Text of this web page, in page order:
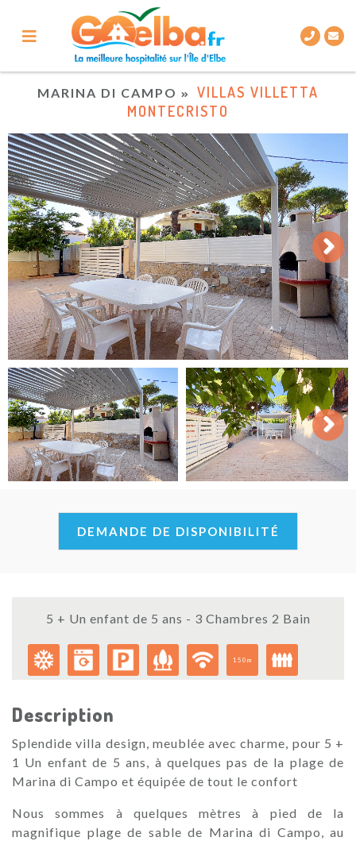
MARINA DI CAMPO
VILLAS VILLETTA
MONTECRISTO
Next
Next
DEMANDE DE DISPONIBILITÉ
5 + Un enfant de 5 ans - 3 Chambres 2 Bain
150m
Description
Splendide villa design, meublée avec charme, pour 5 +
1 Un enfant de 5 ans, à quelques pas de la plage de
Marina di Campo et équipée de tout le confort
Nous sommes à quelques mètres à pied de la
magnifique plage de sable de Marina di Campo, au